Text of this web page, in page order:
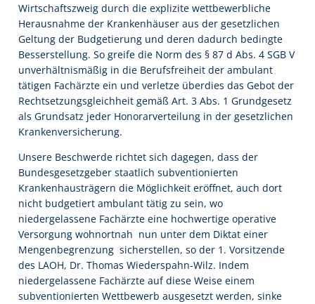
Wirtschaftszweig durch die explizite wettbewerbliche
Herausnahme der Krankenhäuser aus der gesetzlichen
Geltung der Budgetierung und deren dadurch bedingte
Besserstellung. So greife die Norm des § 87 d Abs. 4 SGB V
unverhältnismäßig in die Berufsfreiheit der ambulant
tätigen Fachärzte ein und verletze überdies das Gebot der
Rechtsetzungsgleichheit gemäß Art. 3 Abs. 1 Grundgesetz
als Grundsatz jeder Honorarverteilung in der gesetzlichen
Krankenversicherung.
Unsere Beschwerde richtet sich dagegen, dass der
Bundesgesetzgeber staatlich subventionierten
Krankenhausträgern die Möglichkeit eröffnet, auch dort
nicht budgetiert ambulant tätig zu sein, wo
niedergelassene Fachärzte eine hochwertige operative
Versorgung wohnortnah  nun unter dem Diktat einer
Mengenbegrenzung  sicherstellen, so der 1. Vorsitzende
des LAOH, Dr. Thomas Wiederspahn-Wilz. Indem
niedergelassene Fachärzte auf diese Weise einem
subventionierten Wettbewerb ausgesetzt werden, sinke